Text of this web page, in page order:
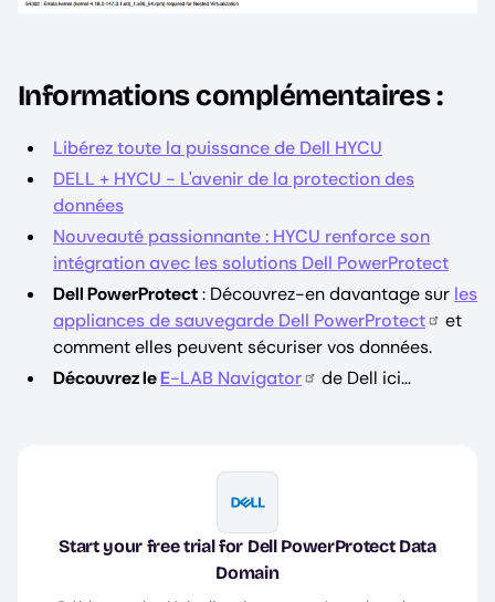
Informations complémentaires :
Libérez toute la puissance de Dell HYCU
DELL + HYCU - L'avenir de la protection des
données
Nouveauté passionnante : HYCU renforce son
intégration avec les solutions Dell PowerProtect
Dell PowerProtect: Découvrez-en davantage sur les
appliances de sauvegarde Dell PowerProtect
et
comment elles peuvent sécuriser vos données.
Découvrez leE-LAB Navigator de Dell ici…
Image
Start your free trial for Dell PowerProtect Data
Domain